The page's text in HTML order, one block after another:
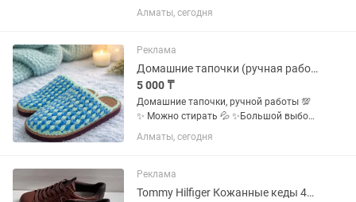
BRUX Размер: 43EUR / 28СМ / 10US
Алматы, сегодня
Реклама
Домашние тапочки (ручная работа)
5 000 ₸
Домашние тапочки, ручной работы 💯
✨ Можно стирать 💦 ✨Большой выбор
цветов Размеры от 36 пр 42
✨Доставка Яндекс или самовывоз
размерный ряд и цветовую гамму
Алматы, сегодня
Реклама
Tommy Hilfiger Кожанные кеды 42 размер